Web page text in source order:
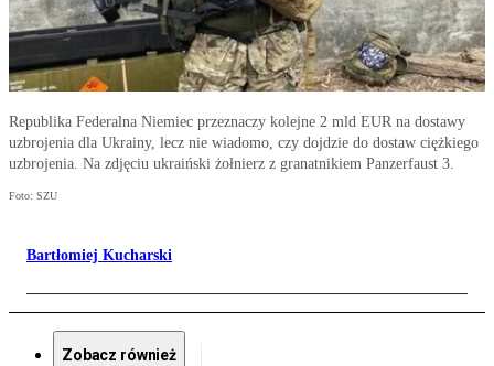
Republika Federalna Niemiec przeznaczy kolejne 2 mld EUR na dostawy
uzbrojenia dla Ukrainy, lecz nie wiadomo, czy dojdzie do dostaw ciężkiego
uzbrojenia. Na zdjęciu ukraiński żołnierz z granatnikiem Panzerfaust 3.
Foto: SZU
Bartłomiej Kucharski
Zobacz również